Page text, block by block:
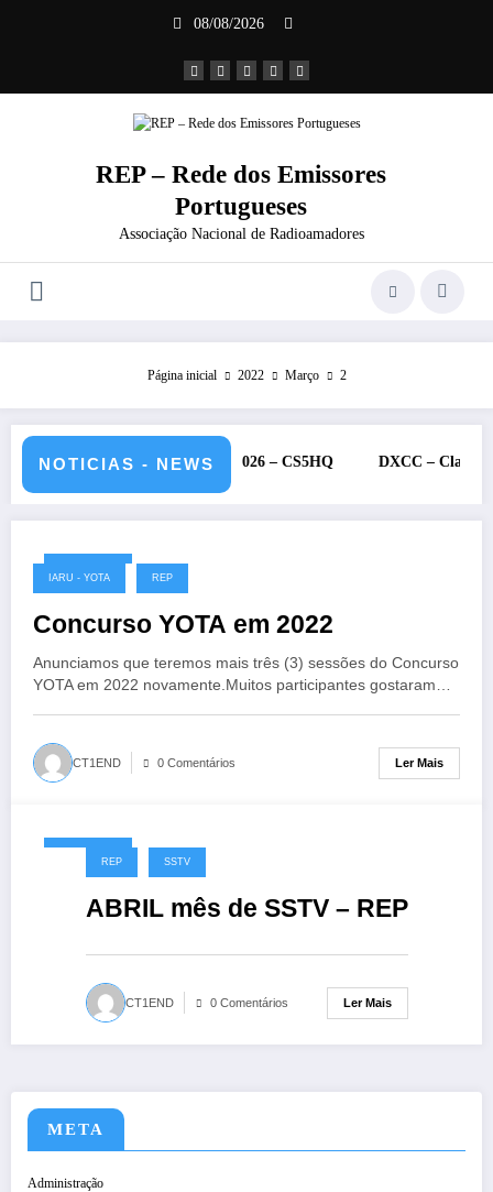
08/08/2026
REP – Rede dos Emissores
Portugueses
Associação Nacional de Radioamadores
Página inicial 2022 Março 2
NOTICIAS - NEWS
– 11 e 12 de julho de 2026 – CS5HQ DXCC – Classificação
02/03/2022
IARU - YOTA REP
Concurso YOTA em 2022
Anunciamos que teremos mais três (3) sessões do Concurso
YOTA em 2022 novamente.Muitos participantes gostaram…
CT1END 0 Comentários Ler Mais
02/03/2022
REP SSTV
ABRIL mês de SSTV – REP
CT1END 0 Comentários Ler Mais
META
Administração